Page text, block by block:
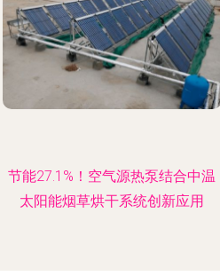
节能27.1%！空气源热泵结合中温
太阳能烟草烘干系统创新应用